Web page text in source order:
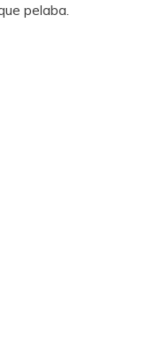
pelaba.